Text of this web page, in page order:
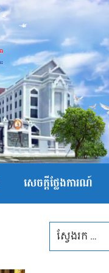
សេចក្ដីថ្លែងការណ៍